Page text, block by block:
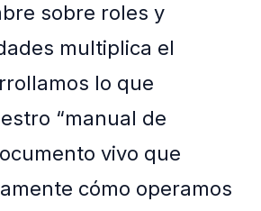
sobre roles y
multiplica el
lo que
“manual de
vivo que
cómo operamos